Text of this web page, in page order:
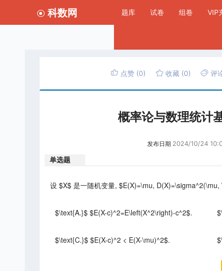
科数网 题库 试卷 组卷 VIP
点赞 (0) 收藏 (0) 评
概率论与数理统计
发布日期 2024/10/24
单选题
设 $X$ 是一随机变量, $E(X)=\mu,
$\text{A.}$ $E(X-c)^2=E\left(X^2\right)-c^2$.
$\text{C.}$ $E(X-c)^2 < E(X-\mu)^2$.